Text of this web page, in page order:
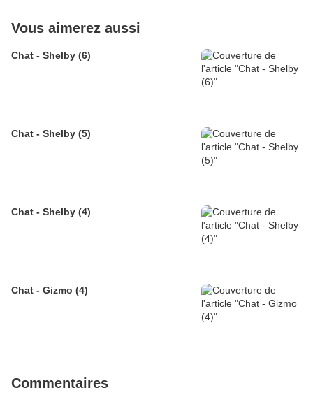
Vous aimerez aussi
Chat - Shelby (6)
Chat - Shelby (5)
Chat - Shelby (4)
Chat - Gizmo (4)
Commentaires